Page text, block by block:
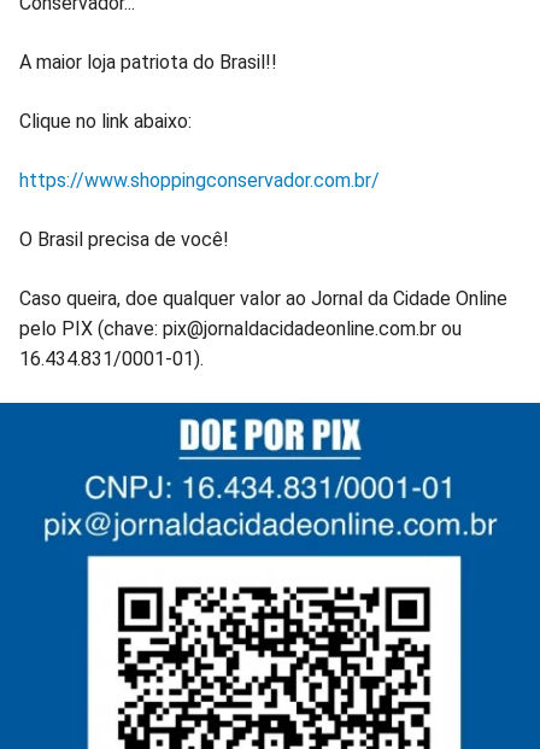
A maior loja patriota do Brasil!!
Clique no link abaixo:
https://www.shoppingconservador.com.br/
O Brasil precisa de você!
Caso queira, doe qualquer valor ao Jornal da Cidade Online
pelo PIX (chave: pix@jornaldacidadeonline.com.br ou
16.434.831/0001-01).